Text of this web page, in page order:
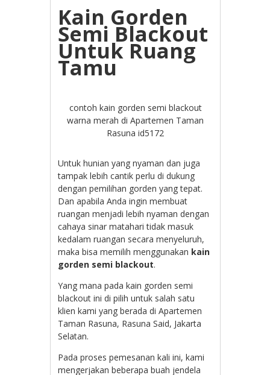
Kain Gorden
Semi Blackout
Untuk Ruang
Tamu
contoh kain gorden semi blackout
warna merah di Apartemen Taman
Rasuna id5172
Untuk hunian yang nyaman dan juga
tampak lebih cantik perlu di dukung
dengan pemilihan gorden yang tepat.
Dan apabila Anda ingin membuat
ruangan menjadi lebih nyaman dengan
cahaya sinar matahari tidak masuk
kedalam ruangan secara menyeluruh,
maka bisa memilih menggunakan kain
gorden semi blackout.
Yang mana pada kain gorden semi
blackout ini di pilih untuk salah satu
klien kami yang berada di Apartemen
Taman Rasuna, Rasuna Said, Jakarta
Selatan.
Pada proses pemesanan kali ini, kami
mengerjakan beberapa buah jendela